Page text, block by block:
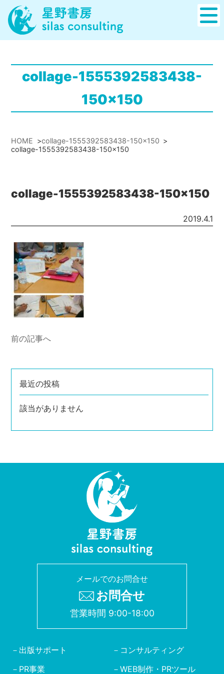
collage-1555392583438-
150x150
HOME >collage-1555392583438-150x150 >
collage-1555392583438-150x150
collage-1555392583438-150x150
2019.4.1
前の記事へ
最近の投稿
該当がありません
メールでのお問合せ
お問合せ
営業時間 9:00-18:00
出版サポート
コンサルティング
PR事業
WEB制作・PRツール